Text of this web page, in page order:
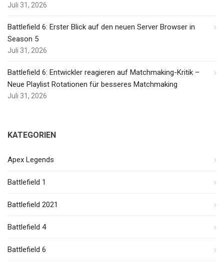
Juli 31, 2026
Battlefield 6: Erster Blick auf den neuen Server Browser in
Season 5
Juli 31, 2026
Battlefield 6: Entwickler reagieren auf Matchmaking-Kritik –
Neue Playlist Rotationen für besseres Matchmaking
Juli 31, 2026
KATEGORIEN
Apex Legends
Battlefield 1
Battlefield 2021
Battlefield 4
Battlefield 6